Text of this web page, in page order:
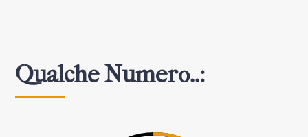
Qualche Numero..: